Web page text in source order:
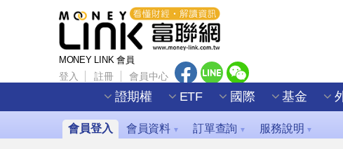
MONEY LINK 會員
登入 註冊 會員中心
證期權 ETF 國際 基金
會員登入 會員資料 ▼ 訂單查詢 ▼ 服務說明 ▼